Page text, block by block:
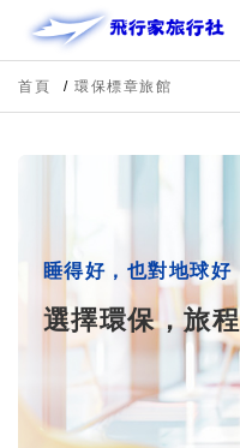
首頁 環保標章旅館
睡得好，也對地球好
選擇環保，旅